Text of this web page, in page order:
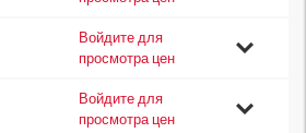
Войдите для
просмотра цен
Войдите для
просмотра цен